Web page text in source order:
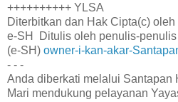
++++++++++ YLSA
Diterbitkan dan Hak Cipta(c)
e-SH Ditulis oleh penulis-penulis
(e-SH) owner-i-kan-akar-
- - -
Anda diberkati melalui Santapan
Mari mendukung pelayanan